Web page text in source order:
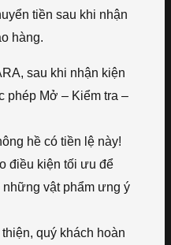
tiền sau khi nhận
hàng.
sau khi nhận kiện
phép Mở – Kiểm tra –
hề có tiền lệ này!
điều kiện tối ưu để
vật phẩm ưng ý
quý khách hoàn